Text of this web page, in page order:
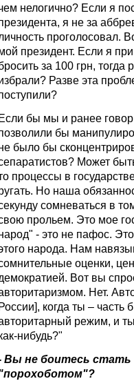
нелогично? Если я
я не за
проголосовал.
президент. Если я
за 100 грн,
Разве эта
бы мы и ранее
бы
было бы
Может
процессы в
Но наша
сомневаться в
прольем. Это мое
- это не пафос.
народа. Нам
оценки,
Вот вы
Нет.
когда ты – часть
режим, и
нибудь?"
Вы не боитесь стать